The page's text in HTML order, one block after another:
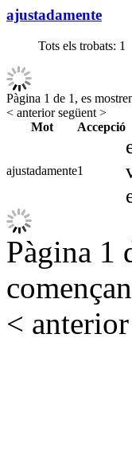
ajustadamente
Tots els trobats: 1
Pàgina 1 de 1, es
< anteriorsegüent >
Mot
Accepció
ajustadamente1
Pàgina 1
< anterior